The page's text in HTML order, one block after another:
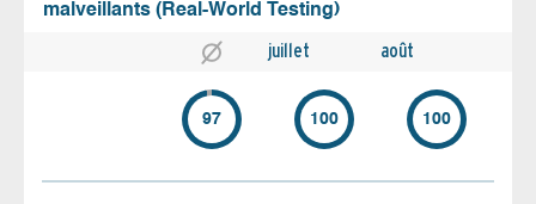
malveillants (Real-World Testing)
juillet août
97 100 100